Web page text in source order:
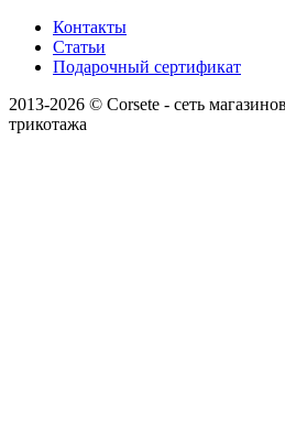
Контакты
Статьи
Подарочный сертификат
2013-2026 © Corsete - сеть
трикотажа